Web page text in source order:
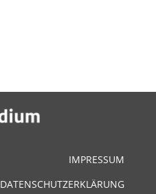
IMPRESSUM
DATENSCHUTZERKLÄRUNG